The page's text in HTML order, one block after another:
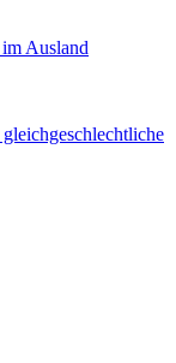
Ausland